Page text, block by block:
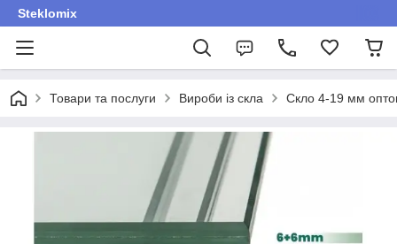
Steklomix
Товари та послуги Вироби із скла Скло 4-19 мм